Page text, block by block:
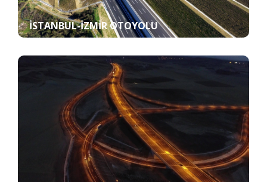
İSTANBUL-İZMIR OTOYOLU